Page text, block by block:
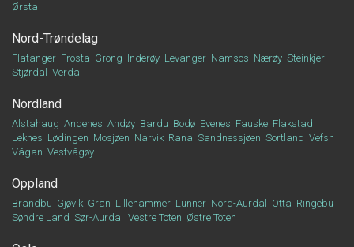
Ørsta
Nord-Trøndelag
Flatanger Frosta Grong Inderøy Levanger Namsos Nærøy Steinkjer
Stjørdal
Verdal
Nordland
Alstahaug Andenes Andøy Bardu Bodø Evenes Fauske Flakstad
Leknes Lødingen Mosjøen Narvik Rana Sandnessjøen Sortland Vefsn
Vågan Vestvågøy
Oppland
Brandbu Gjøvik Gran Lillehammer Lunner Nord-Aurdal Otta Ringebu
Søndre Land Sør-Aurdal Vestre Toten Østre Toten